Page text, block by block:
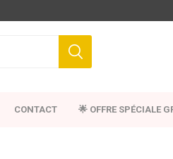
CONTACT 🌟 OFFRE SPÉCIALE